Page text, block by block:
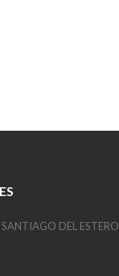
DEL ESTERO